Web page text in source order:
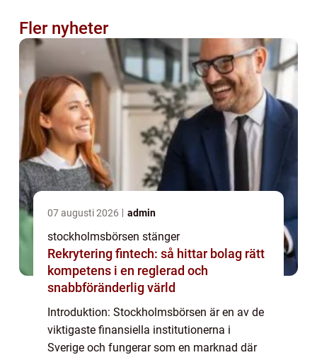
Fler nyheter
07 augusti 2026 admin
stockholmsbörsen stänger
Rekrytering fintech: så hittar bolag rätt
kompetens i en reglerad och
snabbföränderlig värld
Introduktion: Stockholmsbörsen är en av de
viktigaste finansiella institutionerna i
Sverige och fungerar som en marknad där